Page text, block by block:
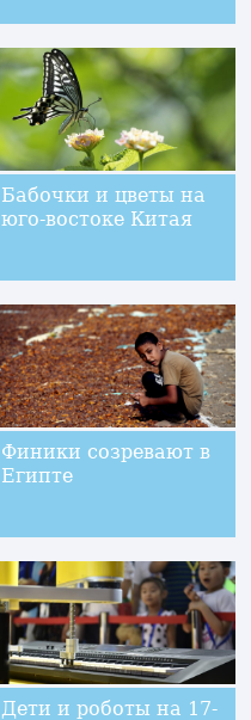
Бабочки и цветы на
юго-востоке Китая
Финики созревают в
Египте
Дети и роботы на 17-